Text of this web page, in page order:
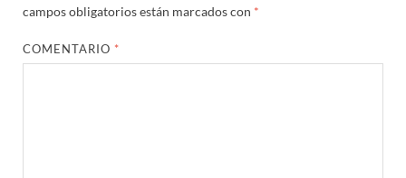
campos obligatorios están marcados con *
COMENTARIO *